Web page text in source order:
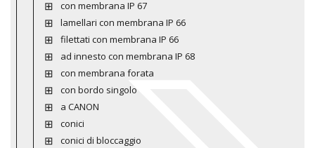
con membrana IP 67
lamellari con membrana IP 66
filettati con membrana IP 66
ad innesto con membrana IP 68
con membrana forata
con bordo singolo
a CANON
conici
conici di bloccaggio